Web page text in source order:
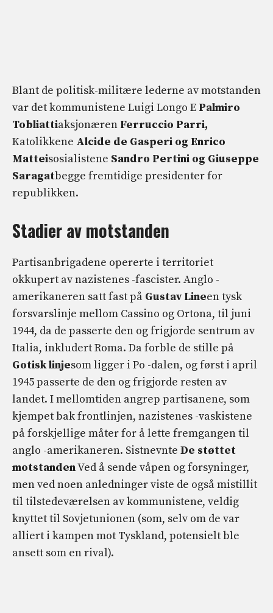
Blant de politisk-militære lederne av motstanden
var det kommunistene Luigi Longo E Palmiro
Tobliattiaksjonæren Ferruccio Parri,
Katolikkene Alcide de Gasperi og Enrico
Matteisosialistene Sandro Pertini og Giuseppe
Saragatbegge fremtidige presidenter for
republikken.
Stadier av motstanden
Partisanbrigadene opererte i territoriet
okkupert av nazistenes -fascister. Anglo -
amerikaneren satt fast på Gustav Lineen tysk
forsvarslinje mellom Cassino og Ortona, til juni
1944, da de passerte den og frigjorde sentrum av
Italia, inkludert Roma. Da forble de stille på
Gotisk linjesom ligger i Po -dalen, og først i april
1945 passerte de den og frigjorde resten av
landet. I mellomtiden angrep partisanene, som
kjempet bak frontlinjen, nazistenes -vaskistene
på forskjellige måter for å lette fremgangen til
anglo -amerikaneren. Sistnevnte De støttet
motstandenVed å sende våpen og forsyninger,
men ved noen anledninger viste de også mistillit
til tilstedeværelsen av kommunistene, veldig
knyttet til Sovjetunionen (som, selv om de var
alliert i kampen mot Tyskland, potensielt ble
ansett som en rival).